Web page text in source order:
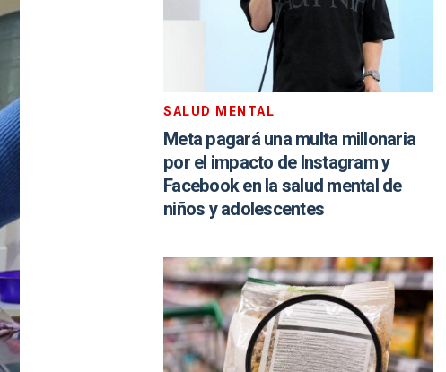
SALUD MENTAL
Meta pagará una multa millonaria
por el impacto de Instagram y
Facebook en la salud mental de
niños y adolescentes